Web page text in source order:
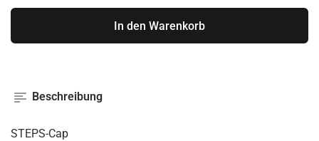
In den Warenkorb
Beschreibung
STEPS-Cap